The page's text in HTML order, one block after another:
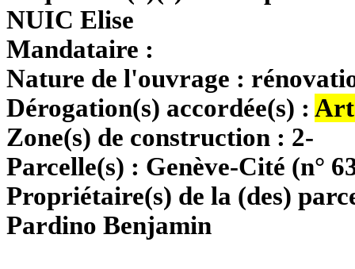
NUIC Elise
Mandataire :
Nature de l'ouvrage :
Dérogation(s) accordée(s) :
Zone(s) de construction : 2-
Parcelle(s) : Genève-Cité (n°
Propriétaire(s) de la (des)
Pardino Benjamin